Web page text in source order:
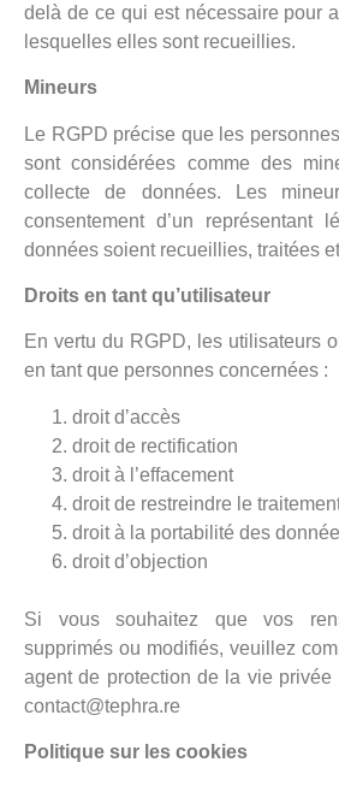
delà de ce qui est nécessaire pour
lesquelles elles sont recueillies.
Mineurs
Le RGPD précise que les
sont considérées comme des
collecte de données. Les
consentement d’un représentant
données soient recueillies, traitées
Droits en tant qu’utilisateur
En vertu du RGPD, les utilisateurs
en tant que personnes concernées :
droit d’accès
droit de rectification
droit à l’effacement
droit de restreindre le
droit à la portabilité des
droit d’objection
Si vous souhaitez que vos
supprimés ou modifiés, veuillez
agent de protection de la vie
contact@tephra.re
Politique sur les cookies